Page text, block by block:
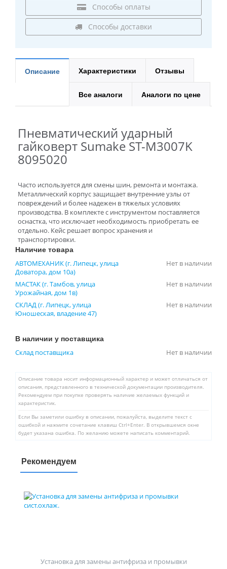
Способы оплаты
Способы доставки
Описание Характеристики Отзывы
Все аналоги Аналоги по цене
Пневматический ударный
гайковерт Sumake ST-M3007K
8095020
Часто используется для смены шин, ремонта и монтажа.
Металлический корпус защищает внутренние узлы от
повреждений и более надежен в тяжелых условиях
производства. В комплекте с инструментом поставляется
оснастка, что исключает необходимость приобретать ее
отдельно. Кейс решает вопрос хранения и
транспортировки.
Наличие товара
АВТОМЕХАНИК (г. Липецк, улица
Доватора, дом 10а)
Нет в наличии
МАСТАК (г. Тамбов, улица
Урожайная, дом 1в)
Нет в наличии
СКЛАД (г. Липецк, улица
Юношеская, владение 47)
Нет в наличии
В наличии у поставщика
Склад поставщика Нет в наличии
Описание товара носит информационный характер и может отличаться от
описания, представленного в технической документации производителя.
Рекомендуем при покупке проверять наличие желаемых функций и
характеристик.
Если Вы заметили ошибку в описании, пожалуйста, выделите текст с
ошибкой и нажмите сочетание клавиш Ctrl+Enter. В открывшемся окне
будет указана ошибка. По желанию можете написать комментарий.
Рекомендуем
Установка для замены антифриза и промывки